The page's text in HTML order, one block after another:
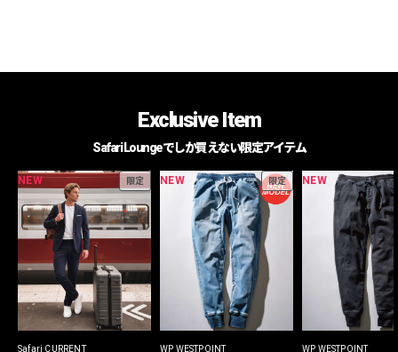
Exclusive Item
Safari Loungeでしか買えない限定アイテム
NEW 限定
Safari CURRENT
NEW 限定
WP WESTPOINT
NEW
WP WESTPOINT